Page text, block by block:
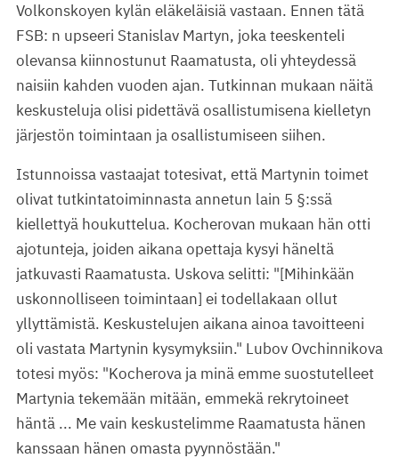
Volkonskoyen kylän eläkeläisiä vastaan. Ennen tätä
FSB: n upseeri Stanislav Martyn, joka teeskenteli
olevansa kiinnostunut Raamatusta, oli yhteydessä
naisiin kahden vuoden ajan. Tutkinnan mukaan näitä
keskusteluja olisi pidettävä osallistumisena kielletyn
järjestön toimintaan ja osallistumiseen siihen.
Istunnoissa vastaajat totesivat, että Martynin toimet
olivat tutkintatoiminnasta annetun lain 5 §:ssä
kiellettyä houkuttelua. Kocherovan mukaan hän otti
ajotunteja, joiden aikana opettaja kysyi häneltä
jatkuvasti Raamatusta. Uskova selitti: "[Mihinkään
uskonnolliseen toimintaan] ei todellakaan ollut
yllyttämistä. Keskustelujen aikana ainoa tavoitteeni
oli vastata Martynin kysymyksiin." Lubov Ovchinnikova
totesi myös: "Kocherova ja minä emme suostutelleet
Martynia tekemään mitään, emmekä rekrytoineet
häntä ... Me vain keskustelimme Raamatusta hänen
kanssaan hänen omasta pyynnöstään."